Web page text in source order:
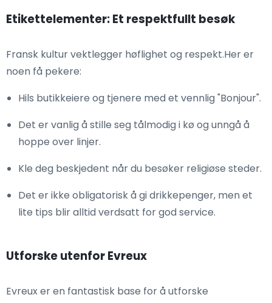
Etikettelementer: Et respektfullt besøk
Fransk kultur vektlegger høflighet og respekt.Her er
noen få pekere:
Hils butikkeiere og tjenere med et vennlig "Bonjour".
Det er vanlig å stille seg tålmodig i kø og unngå å
hoppe over linjer.
Kle deg beskjedent når du besøker religiøse steder.
Det er ikke obligatorisk å gi drikkepenger, men et
lite tips blir alltid verdsatt for god service.
Utforske utenfor Evreux
Evreux er en fantastisk base for å utforske